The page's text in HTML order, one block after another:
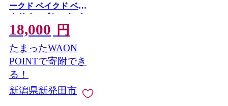
ークド ベイクド ベイ
クドチーズケーキ チ
ーズケーキ 菓子 お菓
子 和菓子 洋菓子 スイ
ーツ ギフト 贈り物 贈
答用 美味しい お取り
寄せ のし ギフト 包装
老舗 新潟県 新発田市
kanekoya002_03
18,000 円
たまったWAON
POINTで寄附でき
る！
新潟県新発田市